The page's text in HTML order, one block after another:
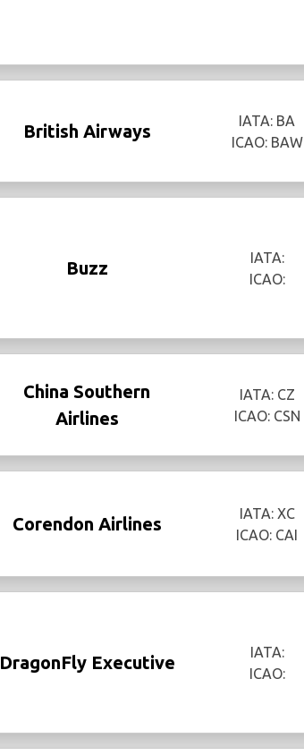
British Airways
IATA: BA
ICAO: BAW
Buzz
IATA:
ICAO:
China Southern
Airlines
IATA: CZ
ICAO: CSN
Corendon Airlines
IATA: XC
ICAO: CAI
DragonFly Executive
IATA:
ICAO: